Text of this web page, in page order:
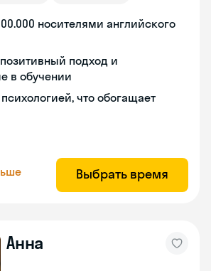
носителями английского
подход и
в обучении
что обогащает
Выбрать время
Анна